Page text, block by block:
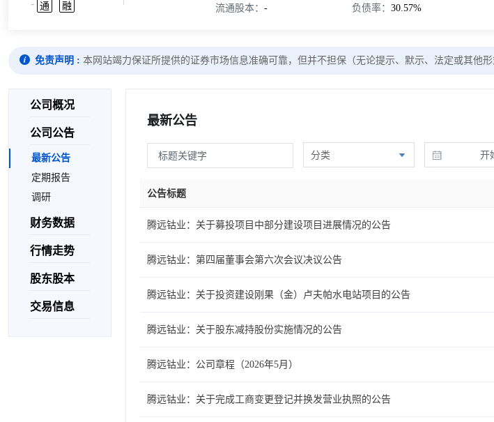
- 通 融
流通股本： -
负债率： 30.57%
免责声明 : 本网站竭力保证所提供的证券市场信息准确可靠，但并不担保（无论提示、默示、法定或其
公司概况
公司公告
最新公告
定期报告
调研
财务数据
行情走势
股东股本
交易信息
最新公告
分类
公告标题
腾远钴业：关于募投项目中部分建设项目进展情况的公告
腾远钴业：第四届董事会第六次会议决议公告
腾远钴业：关于投资建设刚果（金）卢夫帕水电站项目的公告
腾远钴业：关于股东减持股份实施情况的公告
腾远钴业：公司章程（2026年5月）
腾远钴业：关于完成工商变更登记并换发营业执照的公告